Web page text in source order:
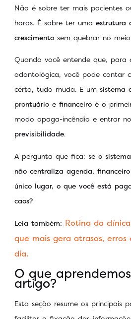
Não é sobre ter mais pacientes
horas. É sobre ter uma estrutura
crescimento sem quebrar no
Quando você entende que, para
odontológica, você pode contar
certa, tudo muda. E um sistema
prontuário e financeiro é o
modo apaga-incêndio e entrar no
previsibilidade.
A pergunta que fica: se o
não centraliza agenda,
único lugar, o que você está
caos?
Leia também: Rotina da
que mais gera atrasos, erros
dia.
O que
artigo?
Esta seção resume os principais